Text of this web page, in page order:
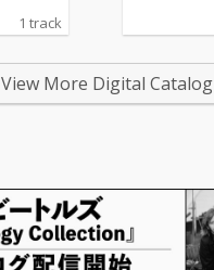
1 track
View More Digital Catalog